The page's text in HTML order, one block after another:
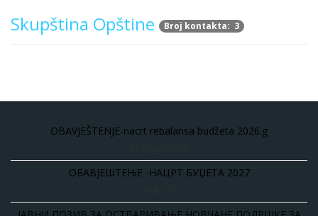
Skupština Opštine Broj kontakta: 3
OBAVJEŠTENJE-nacrt rebalansa budžeta 2026.g
ОБАВЈЕШТЕЊЕ -НАЦРТ БУЏЕТА 2027